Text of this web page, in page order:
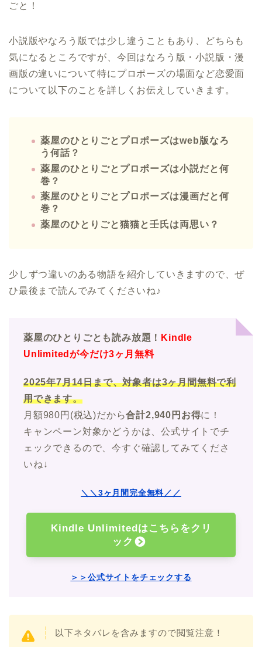
ごと！
小説版やなろう版では少し違うこともあり、どちらも
気になるところですが、今回はなろう版・小説版・漫
画版の違いについて特にプロポーズの場面など恋愛面
について以下のことを詳しくお伝えしていきます。
薬屋のひとりごとプロポーズはweb版なろ
う何話？
薬屋のひとりごとプロポーズは小説だと何
巻？
薬屋のひとりごとプロポーズは漫画だと何
巻？
薬屋のひとりごと猫猫と壬氏は両思い？
少しずつ違いのある物語を紹介していきますので、ぜ
ひ最後まで読んでみてくださいね♪
薬屋のひとりごとも読み放題！ Kindle
Unlimitedが今だけ3ヶ月無料
2025年7月14日まで、対象者は3ヶ月間無料で利
用できます。
月額980円(税込)だから合計2,940円お得に！
キャンペーン対象かどうかは、公式サイトでチ
ェックできるので、今すぐ確認してみてくださ
いね↓
＼＼3ヶ月間完全無料／／
Kindle Unlimitedはこちらをクリ
ック
＞＞公式サイトをチェックする
以下ネタバレを含みますので閲覧注意！